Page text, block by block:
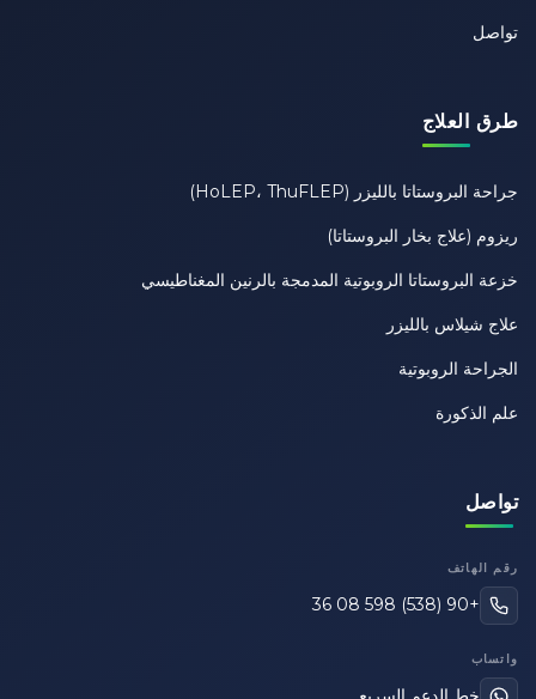
تواصل
طرق العلاج
جراحة البروستاتا بالليزر (HoLEP، ThuFLEP)
ريزوم (علاج بخار البروستاتا)
خزعة البروستاتا الروبوتية المدمجة بالرنين المغناطيسي
علاج شيلاس بالليزر
الجراحة الروبوتية
علم الذكورة
تواصل
رقم الهاتف
+90 (538) 598 08 36
واتساب